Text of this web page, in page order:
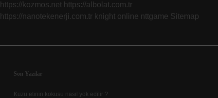
https://kozmos.net https://albolat.com.tr
https://nanotekenerji.com.tr knight online nttgame Sitemap
Sidebar
Son Yazılar
Kuzu etinin kokusu nasıl yok edilir ?